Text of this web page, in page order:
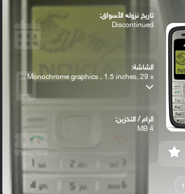
›
تاريخ نزوله الأسواق:
Discontinued
الشاشة:
Monochrome graphics ، 1.5 inches, 29 x ...
الرام / التخزين:
4 MB